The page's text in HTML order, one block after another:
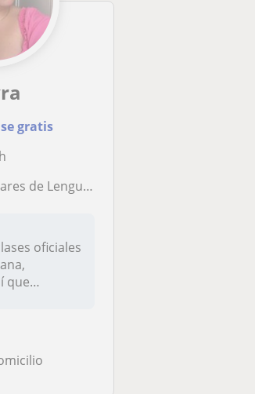
gratis
las podría dar de cualquier otra asignatura
oficiales
que